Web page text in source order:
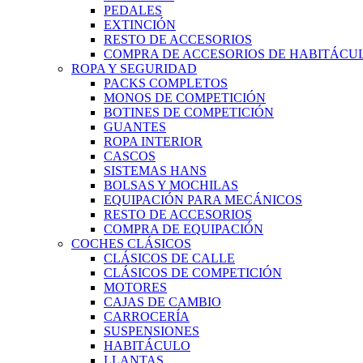
PEDALES
EXTINCIÓN
RESTO DE ACCESORIOS
COMPRA DE ACCESORIOS DE
ROPA Y SEGURIDAD
PACKS COMPLETOS
MONOS DE COMPETICIÓN
BOTINES DE COMPETICIÓN
GUANTES
ROPA INTERIOR
CASCOS
SISTEMAS HANS
BOLSAS Y MOCHILAS
EQUIPACIÓN PARA MECÁNICOS
RESTO DE ACCESORIOS
COMPRA DE EQUIPACIÓN
COCHES CLÁSICOS
CLÁSICOS DE CALLE
CLÁSICOS DE COMPETICIÓN
MOTORES
CAJAS DE CAMBIO
CARROCERÍA
SUSPENSIONES
HABITÁCULO
LLANTAS